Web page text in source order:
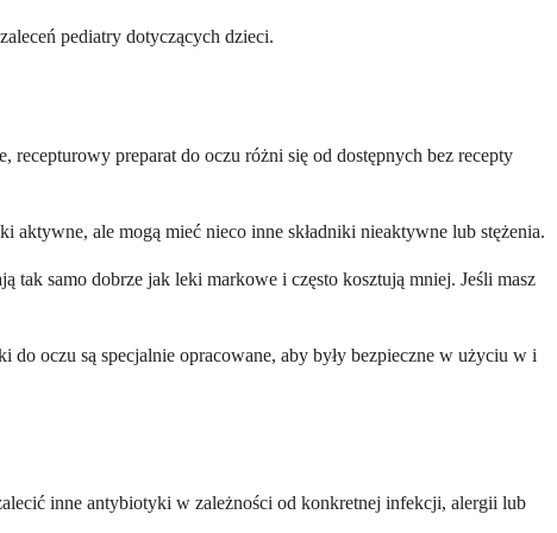
pediatry dotyczących dzieci.
preparat do oczu różni się od dostępnych bez recepty
ale mogą mieć nieco inne składniki nieaktywne lub stężenia.
tak samo dobrze jak leki markowe i często kosztują mniej. Jeśli masz
oczu są specjalnie opracowane, aby były bezpieczne w użyciu w i
inne antybiotyki w zależności od konkretnej infekcji, alergii lub